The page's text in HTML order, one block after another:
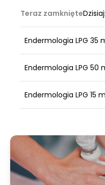
Teraz zamknięteDzisiaj:
Endermologia LPG 35
Endermologia LPG 50
Endermologia LPG 15